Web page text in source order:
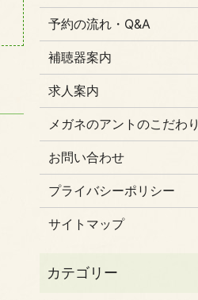
予約の流れ・Q&A
補聴器案内
求人案内
メガネのアントのこだわり
お問い合わせ
プライバシーポリシー
サイトマップ